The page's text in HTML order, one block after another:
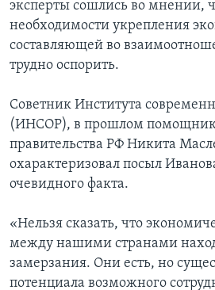
эксперты сошлись во мнении,
необходимости укрепления
составляющей во
трудно оспорить.
Советник Института
(ИНСОР), в прошлом помощник
правительства РФ Никита
охарактеризовал посыл
очевидного факта.
«Нельзя сказать, что
между нашими странами
замерзания. Они есть, но
потенциала возможного